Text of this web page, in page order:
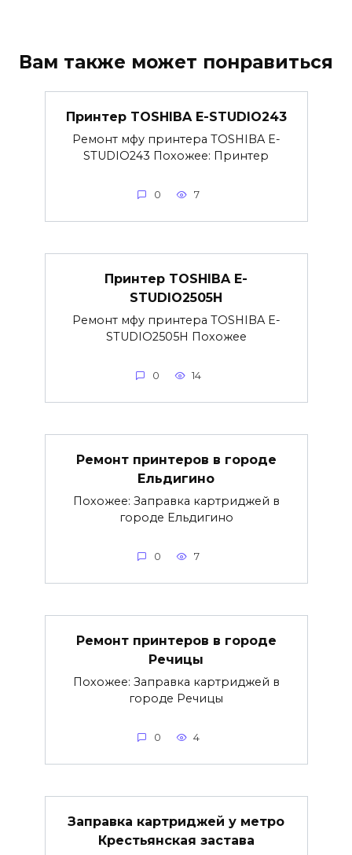
Вам также может понравиться
Принтер TOSHIBA E-STUDIO243
Ремонт мфу принтера TOSHIBA E-
STUDIO243 Похожее: Принтер
0 7
Принтер TOSHIBA E-
STUDIO2505H
Ремонт мфу принтера TOSHIBA E-
STUDIO2505H Похожее
0 14
Ремонт принтеров в городе
Ельдигино
Похожее: Заправка картриджей в
городе Ельдигино
0 7
Ремонт принтеров в городе
Речицы
Похожее: Заправка картриджей в
городе Речицы
0 4
Заправка картриджей у метро
Крестьянская застава